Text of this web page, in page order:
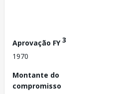
Aprovação FY3
1970
Montante do
compromisso